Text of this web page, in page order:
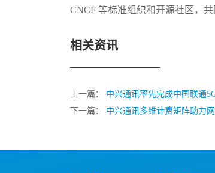
CNCF 等标准组织和开源社区，
相关资讯
上一篇： 中兴通讯率先完成中国联通
下一篇： 中兴通讯多维计费矩阵助力